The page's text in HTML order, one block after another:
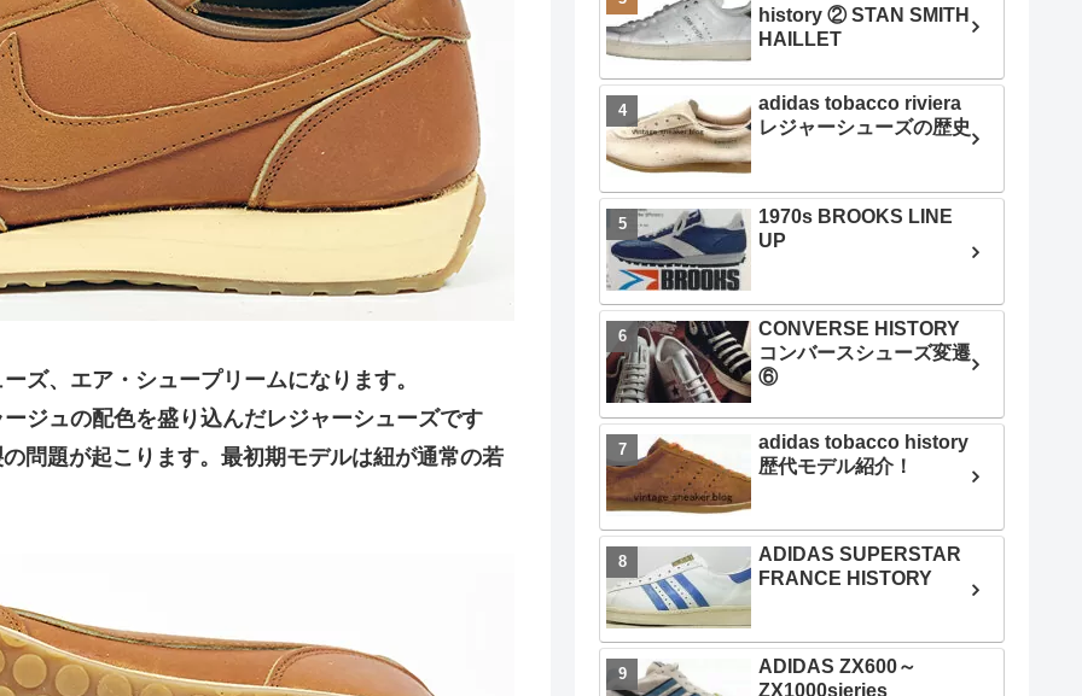
ズ、エア・シュープリームになります。
ジュの配色を盛り込んだレジャーシューズです
問題が起こります。最初期モデルは紐が通常の若
history ② STAN SMITH
HAILLET
adidas tobacco riviera
レジャーシューズの歴史
1970s BROOKS LINE
UP
CONVERSE HISTORY
コンバースシューズ変遷
⑥
adidas tobacco history
歴代モデル紹介！
ADIDAS SUPERSTAR
FRANCE HISTORY
ADIDAS ZX600～
ZX1000sieries